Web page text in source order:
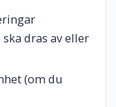
dras av eller
(om du